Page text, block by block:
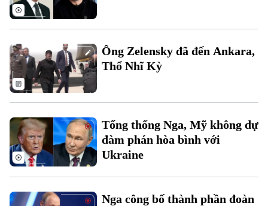
Ông Zelensky đã đến Ankara,
Thổ Nhĩ Kỳ
Tổng thống Nga, Mỹ không dự
đàm phán hòa bình với
Ukraine
Nga công bố thành phần đoàn